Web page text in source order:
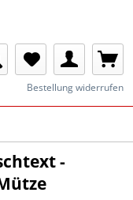
Bestellung widerrufen
-